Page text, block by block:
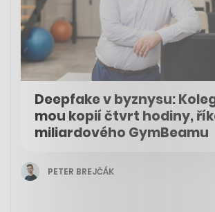
Deepfake v byznysu:
mou kopií čtvrt hodiny,
miliardového GymBeamu
PETER BREJČÁK